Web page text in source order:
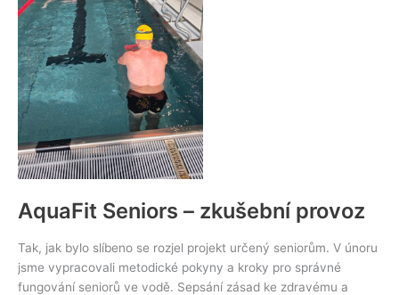
AquaFit Seniors – zkušební provoz
Tak, jak bylo slíbeno se rozjel projekt určený seniorům. V únoru
jsme vypracovali metodické pokyny a kroky pro správné
fungování seniorů ve vodě. Sepsání zásad ke zdravému a